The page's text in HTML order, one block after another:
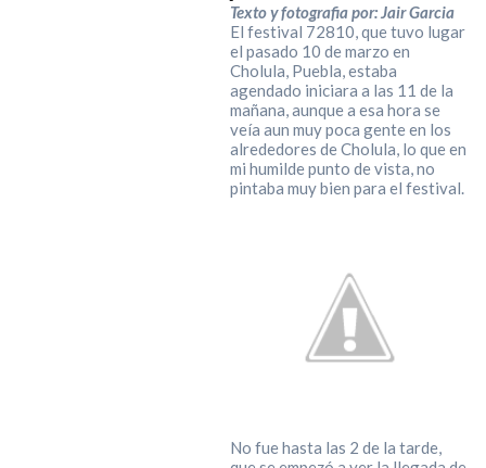
Texto y fotografia por: Jair Garcia
El festival 72810, que tuvo lugar
el pasado 10 de marzo en
Cholula, Puebla, estaba
agendado iniciara a las 11 de la
mañana, aunque a esa hora se
veía aun muy poca gente en los
alrededores de Cholula, lo que en
mi humilde punto de vista, no
pintaba muy bien para el festival.
No fue hasta las 2 de la tarde,